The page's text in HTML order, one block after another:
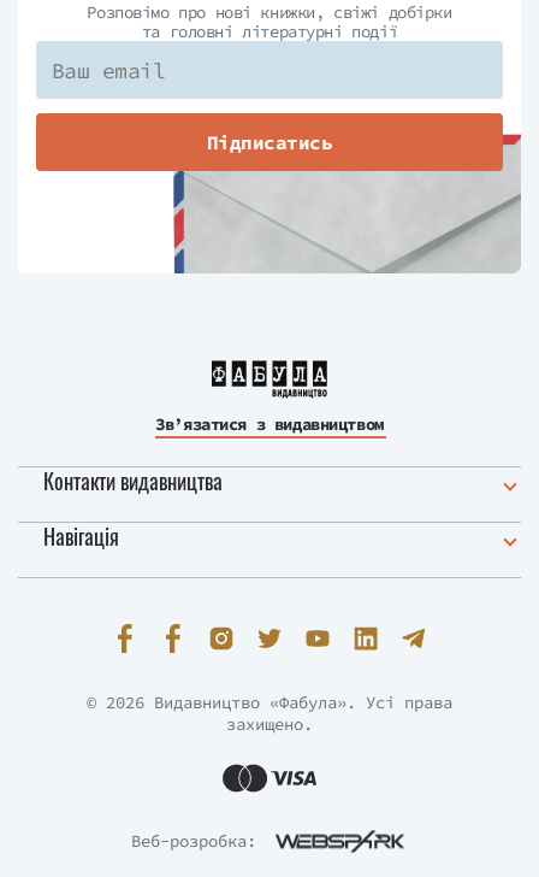
Розповімо про нові книжки, свіжі добірки
та головні літературні події
Підписатись
Зв’язатися з видавництвом
Контакти видавництва
Навігація
Веб-розробка:
© 2026 Видавництво «Фабула». Усі права
захищено.